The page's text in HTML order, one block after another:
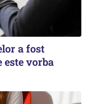
a fost
este vorba